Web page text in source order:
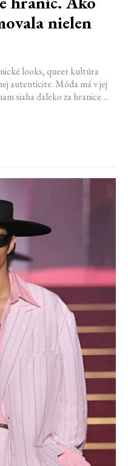
nielen
looks, queer kultúra
autenticite. Móda má v jej
siaha ďaleko za hranice
práve oblečenie ako tichý
scéne mali aj ľudia na
mólach. Ako sa queer